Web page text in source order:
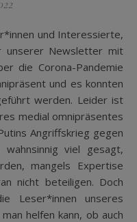
unserer Newsletter mit
die Corona-Pandemie
und es konnten
werden. Leider ist
medial omnipräsentes
Angriffskrieg gegen
viel gesagt,
mangels Expertise
nicht beteiligen. Doch
Leser*innen unseres
helfen kann, ob auch